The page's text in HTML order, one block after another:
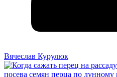
Вячеслав Курулюк